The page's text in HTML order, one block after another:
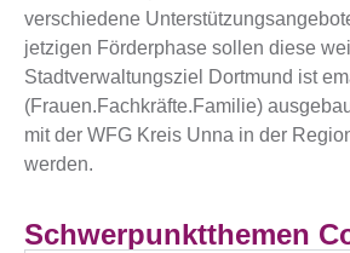
verschiedene
jetzigen Förderphase sollen diese
Stadtverwaltungsziel Dortmund ist
(Frauen.Fachkräfte.Familie)
mit der WFG Kreis Unna in der
werden.
Schwerpunktthemen